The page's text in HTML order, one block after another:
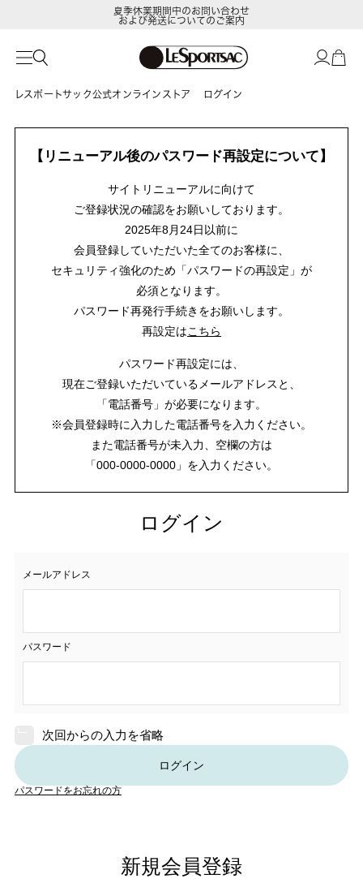
夏季休業期間中のお問い合わせ
および発送についてのご案内
レスポートサック公式オンラインストア ログイン
【リニューアル後のパスワード再設定について】
サイトリニューアルに向けて
ご登録状況の確認をお願いしております。
2025年8月24日以前に
会員登録していただいた全てのお客様に、
セキュリティ強化のため「パスワードの再設定」が
必須となります。
パスワード再発行手続きをお願いします。
再設定はこちら
パスワード再設定には、
現在ご登録いただいているメールアドレスと、
「電話番号」が必要になります。
※会員登録時に入力した電話番号を入力ください。
また電話番号が未入力、空欄の方は
「000-0000-0000」を入力ください。
ログイン
メールアドレス
パスワード
次回からの入力を省略
ログイン
パスワードをお忘れの方
新規会員登録